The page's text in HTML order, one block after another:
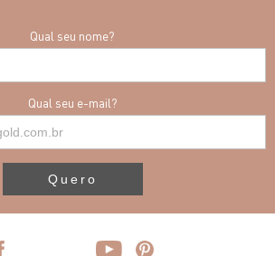
Qual seu nome?
Qual seu e-mail?
Quero